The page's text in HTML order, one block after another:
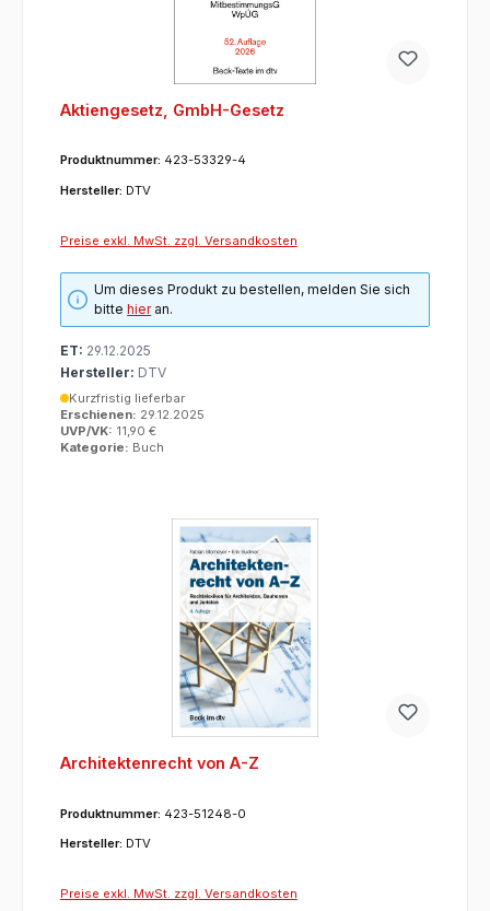
Aktiengesetz, GmbH-Gesetz
Produktnummer: 423-53329-4
Hersteller: DTV
Preise exkl. MwSt. zzgl. Versandkosten
Um dieses Produkt zu bestellen, melden Sie sich
bittehieran.
ET: 29.12.2025
Hersteller: DTV
Kurzfristig lieferbar
Erschienen: 29.12.2025
UVP/VK: 11,90 €
Kategorie: Buch
Architektenrecht von A-Z
Produktnummer: 423-51248-0
Hersteller: DTV
Preise exkl. MwSt. zzgl. Versandkosten